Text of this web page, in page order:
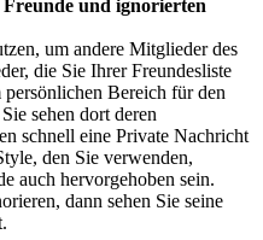
und ignorierten
um andere Mitglieder des
die Sie Ihrer Freundesliste
Bereich für den
sehen dort deren
schnell eine Private Nachricht
den Sie verwenden,
auch hervorgehoben sein.
dann sehen Sie seine